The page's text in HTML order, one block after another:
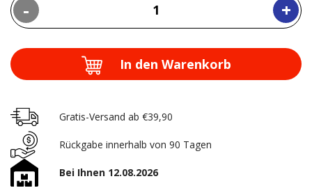
- +
In den Warenkorb
Gratis-Versand ab €39,90
Rückgabe innerhalb von 90 Tagen
Bei Ihnen 12.08.2026